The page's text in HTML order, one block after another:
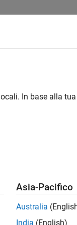
for NVIDIA
the entire MQTT
In base alla tua
Asia-Pacifico
Australia
India (English)